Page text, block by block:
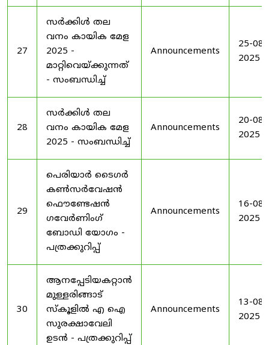
27
സർക്കിൾ തല
വനം കായിക മേള
2025 -
മാറ്റിവെയ്ക്കുന്നത്
- സംബന്ധിച്ച്
Announcements
25-08-
2025
28
സർക്കിൾ തല
വനം കായിക മേള
2025 - സംബന്ധിച്ച്
Announcements
20-08-
2025
29
പെരിയാർ ടൈഗർ
കൺസർവേഷൻ
ഫൌണ്ടേഷൻ
ഗവേർണിംഗ്
ബോഡി യോഗം -
പത്രക്കുറിപ്പ്
Announcements
16-08-
2025
30
ആനപ്പേടിയകറ്റാൻ
മുള്ളരിങ്ങാട്
സ്കൂളിൽ എ ഐ
സുരക്ഷാവേലി
ഉടൻ - പത്രക്കുറിപ്പ്
Announcements
13-08-
2025